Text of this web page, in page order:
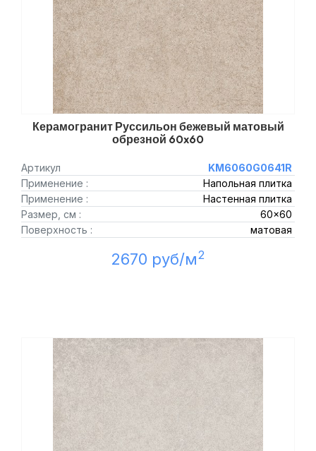
Керамогранит Руссильон бежевый матовый
обрезной 60x60
Артикул
KM6060G0641R
Применение :
Напольная плитка
Применение :
Настенная плитка
Размер, см :
60x60
Поверхность :
матовая
2670 руб/м2